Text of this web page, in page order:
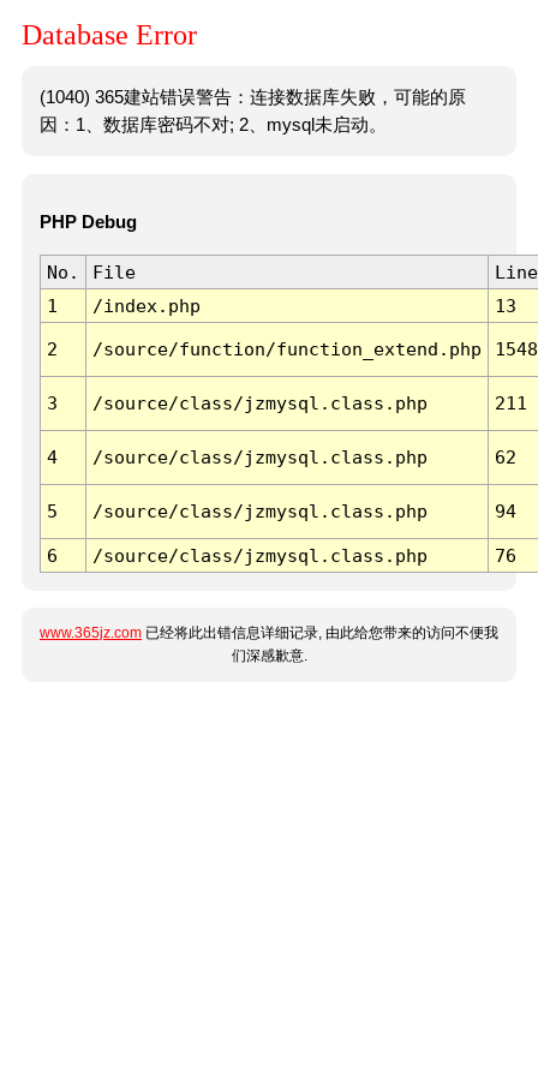
Database Error
(1040) 365建站错误警告：连接数据库失败，可能的原
因：1、数据库密码不对; 2、mysql未启动。
PHP Debug
No. File
Line
1
/index.php 13
2 /source/function/function_extend.php 1548
3 /source/class/jzmysql.class.php 211
4 /source/class/jzmysql.class.php 62
5 /source/class/jzmysql.class.php 94
6 /source/class/jzmysql.class.php 76
www.365jz.com 已经将此出错信息详细记录, 由此给您带来的访问不便我
们深感歉意.